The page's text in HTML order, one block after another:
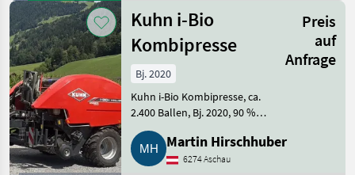
Fort
Kuhn i-Bio
Kombipresse
Preis
auf
Anfrage
Bj. 2020
Kuhn i-Bio Kombipresse, ca.
2.400 Ballen, Bj. 2020, 90 %
Heuballen gepresst, Messer
dabei, Netz- und Folienbindung
kombiniert, Druckluft, Load-
Martin Hirschhuber
6274 Aschau